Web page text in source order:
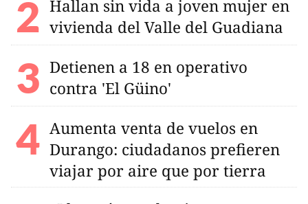
Hallan sin vida a joven mujer en
vivienda del Valle del Guadiana
Detienen a 18 en operativo
contra 'El Güino'
Aumenta venta de vuelos en
Durango: ciudadanos prefieren
viajar por aire que por tierra